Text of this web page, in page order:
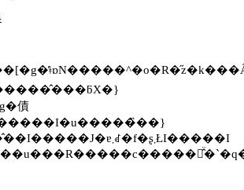
債
�v�ɋ[�Ԃ��Ă�̂��I�����J�ɐ܂ꂽ�f�ʂ܂ŁI�����I